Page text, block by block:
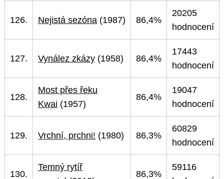
126. Nejistá sezóna (1987) 86,4%
20205
hodnocení
127. Vynález zkázy (1958) 86,4%
17443
hodnocení
128.
Most přes řeku
Kwai (1957)
86,4%
19047
hodnocení
129. Vrchní, prchni! (1980) 86,3%
60829
hodnocení
130.
Temný rytíř
86,3%
59116